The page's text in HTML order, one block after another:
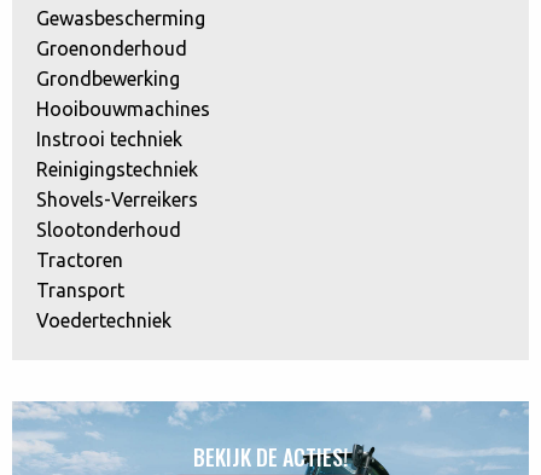
Gewasbescherming
Groenonderhoud
Grondbewerking
Hooibouwmachines
Instrooi techniek
Reinigingstechniek
Shovels-Verreikers
Slootonderhoud
Tractoren
Transport
Voedertechniek
BEKIJK DE ACTIES!